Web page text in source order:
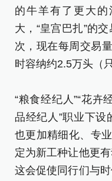
的牛羊有了更大
大，“皇宫巴扎”的
次，现在每周交易
时容纳约2.5万头（
“粮食经纪人”“花卉
品经纪人”职业下
也更加精细化、专
定为新工种让他更
这会促使同行们与